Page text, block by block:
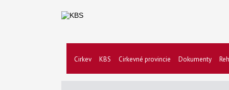
Cirkev KBS Cirkevné provincie Dokumenty